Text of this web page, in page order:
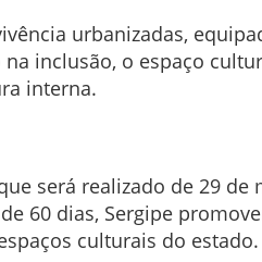
urbanizadas,
inclusão, o espaço
interna.
será realizado de 29
60 dias, Sergipe
culturais do estado.